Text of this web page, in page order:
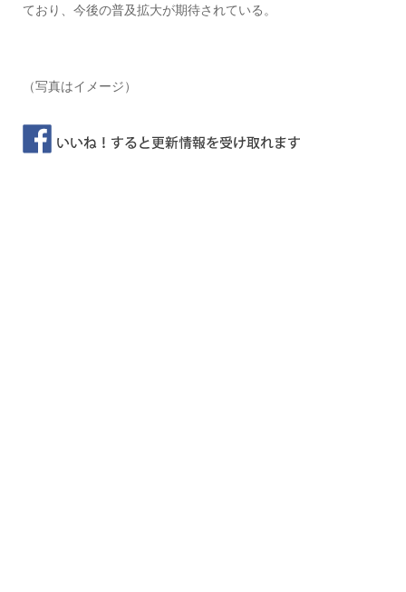
ており、今後の普及拡大が期待されている。
（写真はイメージ）